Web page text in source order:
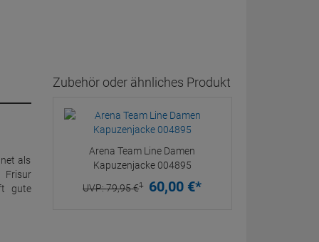
als
Frisur
gute
Zubehör oder ähnliches Produkt
Arena Team Line Damen
Kapuzenjacke 004895
UVP:79,95€1 60,00 €*